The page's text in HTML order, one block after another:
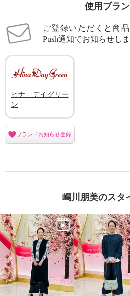
使用ブラ
ご登録いただくと商
Push通知でお知らせしま
ヒナ デイグリー
ン
ブランドお知らせ登録
嶋川朋美のスタ